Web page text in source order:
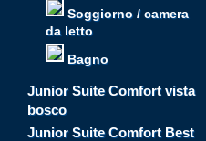
Soggiorno / camera
da letto
Bagno
Junior Suite Comfort vista
bosco
Junior Suite Comfort Best